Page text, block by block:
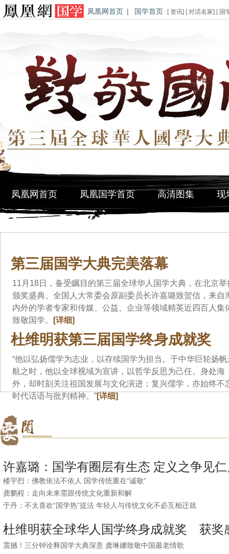
凤凰网首页 | 国学首页 [ 资讯] [对话名家] [ 国
凤凰网首页 凤凰国学首页 高清图集 现
第三届国学大典完美落幕
11月18日，备受瞩目的第三届全球华人国学大典，在北京举
颁奖盛典。全国人大常委会原副委员长许嘉璐致贺信，来自
内外的学者专家和传媒、公益、企业等领域精英近四百人集
致敬国学。
[详细]
杜维明获第三届国学终身成就奖
“他以弘扬儒学为志业，以存续国学为担当。于中华巨轮扬帆
航之时，他以全球视域为宣讲，以哲学反思为己任。身处海
外，却时刻关注祖国发展与文化演进；复兴儒学，亦始终不
时代话语与批判精神。”[详细]
许嘉璐：国学有圈层有生态 定义之争见
楼宇烈：佛教依法不依人 国学传统重在“诚敬”
龚鹏程：走向未来需跟传统文化重新和解
于丹：不太喜欢“国学热”提法 年轻人与传统文化不必互相迁就
杜维明获全球华人国学终身成就奖 获奖
震撼！三分钟诠释国学大典深意 龚琳娜致敬中国最老情歌